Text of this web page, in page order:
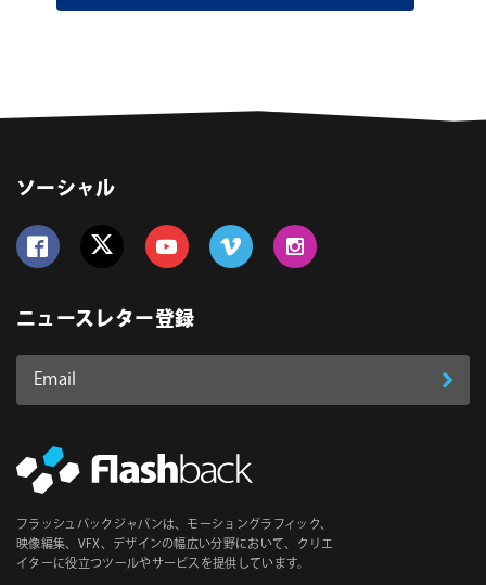
ソーシャル
ニュースレター登録
Email
ス
必
須
登
フラッシュバックジャパンは、モーショングラフィック、
映像編集、VFX、デザインの幅広い分野において、クリエ
イターに役立つツールやサービスを提供しています。